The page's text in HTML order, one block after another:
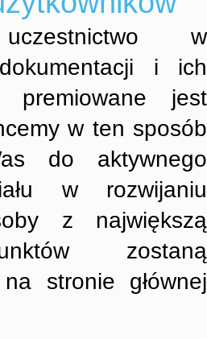
w
i ich
premiowane jest
w ten sposób
do aktywnego
w rozwijaniu
z największą
zostaną
stronie głównej